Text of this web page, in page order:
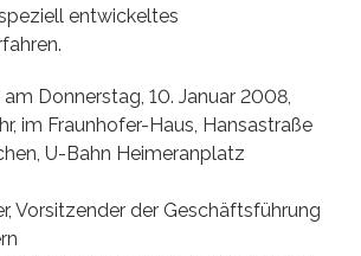
entwickeltes
Donnerstag, 10. Januar 2008,
im Fraunhofer-Haus, Hansastraße
U-Bahn Heimeranplatz
Vorsitzender der Geschäftsführung